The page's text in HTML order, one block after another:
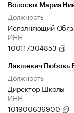
Волосюк Мария
Должность
Исполняющий
ИНН
100117304853
Лакшевич Любовь
Должность
Директор Школы
ИНН
101900636900